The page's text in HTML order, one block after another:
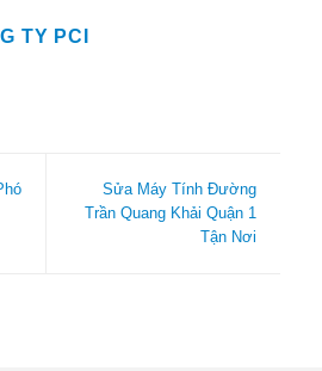
TY PCI
Sửa Máy Tính Đường
Trần Quang Khải Quận 1
Tận Nơi